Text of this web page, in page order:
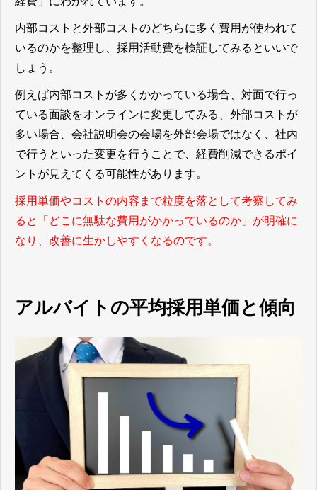
内部コストと外部コストのどちらに多く費用が使われて
いるのかを整理し、採用活動費を検証してみるといいで
しょう。
例えば内部コストが多くかかっている場合、対面で行っ
ている面談をオンラインに変更してみる、外部コストが
多い場合、会社説明会の会場を外部会場ではなく、社内
で行うといった変更を行うことで、経費削減できるポイ
ントが見えてくる可能性があります。
採用単価やコストの内容まで粒度を落として考察してみ
ると「どこに無駄な費用がかかっているのか」が明確に
なり、改善に生かしやすくなるのです。
アルバイトの平均採用単価と傾向